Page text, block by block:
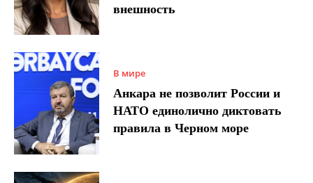
внешность
В мире
Анкара не позволит России и
НАТО единолично диктовать
правила в Черном море